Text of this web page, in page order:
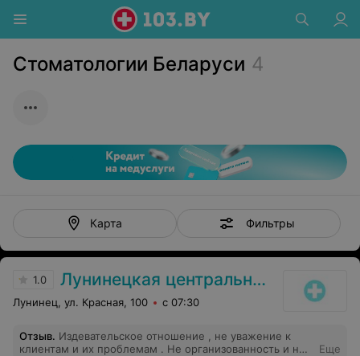
Стоматологии Беларуси 4
Карта Фильтры
1.0 Лунинецкая центральная районная поликлиника
Лунинец, ул. Красная, 100 с 07:30
Отзыв. Издевательское отношение , не уважение к
клиентам и их проблемам . Не организованность и не
Еще